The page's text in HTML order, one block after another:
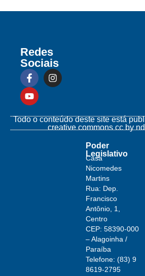
Redes
Sociais
Todo o conteúdo deste site está
creative commons cc by
Poder
Legislativo
Casa
Nicomedes
Martins
Rua: Dep.
Francisco
Antônio, 1,
Centro
CEP: 58390-000
– Alagoinha /
Paraíba
Telefone: (83) 9
8619-2795